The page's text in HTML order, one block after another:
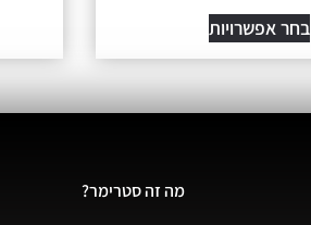
בחר אפשרויות
מה זה סטרימר?